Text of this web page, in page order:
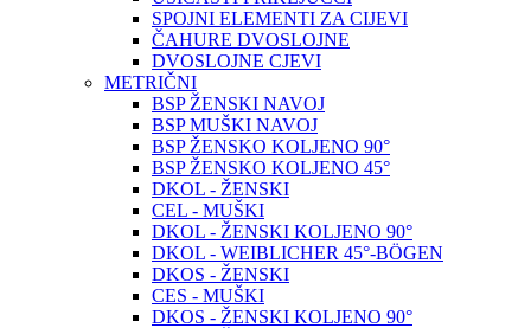
SPOJNI ELEMENTI ZA CIJEVI
ČAHURE DVOSLOJNE
DVOSLOJNE CJEVI
METRIČNI
BSP ŽENSKI NAVOJ
BSP MUŠKI NAVOJ
BSP ŽENSKO KOLJENO 90°
BSP ŽENSKO KOLJENO 45°
DKOL - ŽENSKI
CEL - MUŠKI
DKOL - ŽENSKI KOLJENO 90°
DKOL - WEIBLICHER 45°-BÖGEN
DKOS - ŽENSKI
CES - MUŠKI
DKOS - ŽENSKI KOLJENO 90°